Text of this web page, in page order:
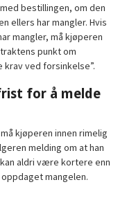
bestillingen, om den
ellers har mangler. Hvis
mangler, må kjøperen
punkt om
ved forsinkelse”.
for å melde
kjøperen innen rimelig
melding om at han
aldri være kortere enn
mangelen.